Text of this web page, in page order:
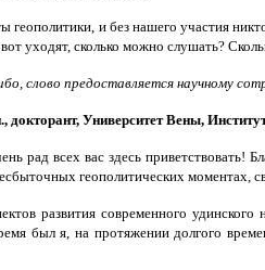
геополитики, и без нашего участия
уходят, сколько можно слушать?
слово предоставляется научному
докторант, Университет Вены,
рад всех вас здесь
геополитических моментах,
развития современного
был я, на протяжении долгого